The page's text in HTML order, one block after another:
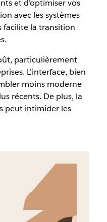
et d’optimiser vos
avec les systèmes
la transition
particulièrement
L’interface, bien
moins moderne
récents. De plus, la
peut intimider les